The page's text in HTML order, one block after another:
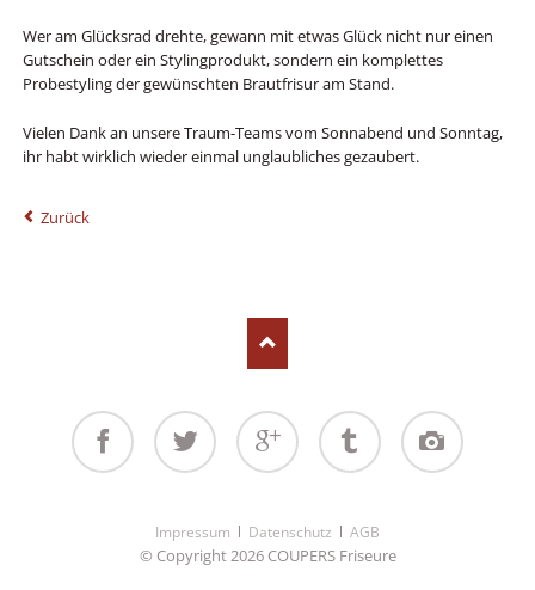
Wer am Glücksrad drehte, gewann mit etwas Glück nicht nur einen
Gutschein oder ein Stylingprodukt, sondern ein komplettes
Probestyling der gewünschten Brautfrisur am Stand.
Vielen Dank an unsere Traum-Teams vom Sonnabend und Sonntag,
ihr habt wirklich wieder einmal unglaubliches gezaubert.
Zurück
Navigation
überspringen
Impressum Datenschutz AGB
© Copyright 2026 COUPERS Friseure